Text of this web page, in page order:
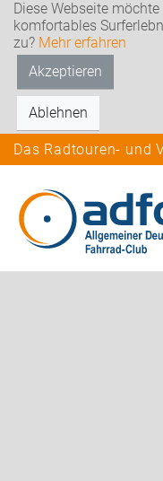
Diese Webseite
komfortables
zu? Mehr erfahren
Akzeptieren
Ablehnen
Das Radtouren- und